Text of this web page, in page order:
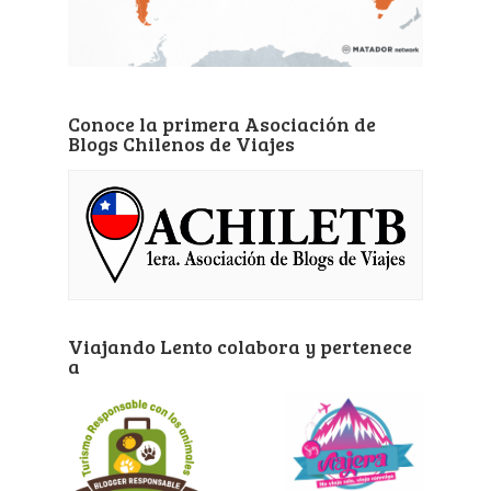
Conoce la primera Asociación de
Blogs Chilenos de Viajes
Viajando Lento colabora y pertenece
a